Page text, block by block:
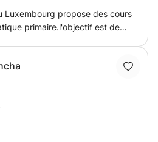
Luxembourg propose des cours
primaire.l'objectif est de
solutions.